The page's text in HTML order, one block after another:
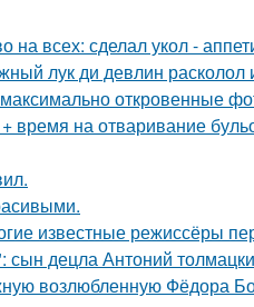
на всех: сделал укол -
лук ди девлин расколол
откровенные
время на отваривание
известные режиссёры
децла Антоний
возлюбленную Фёдора